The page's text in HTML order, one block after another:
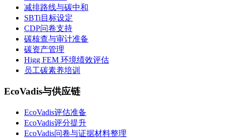
减排路线与碳中和
SBTi目标设定
CDP问卷支持
碳核查与审计准备
碳资产管理
Higg FEM 环境绩效评估
员工碳素养培训
EcoVadis与供应链
EcoVadis评估准备
EcoVadis评分提升
EcoVadis问卷与证据材料整理